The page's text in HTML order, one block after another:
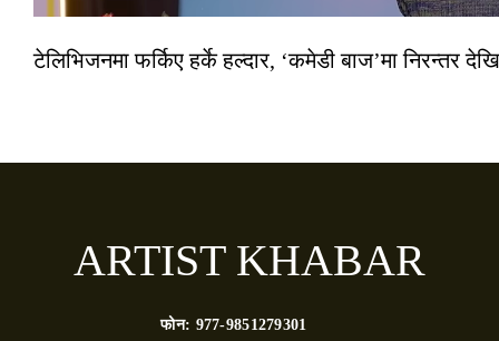
टेलिभिजनमा फर्किए हर्के हल्दार, ‘कमेडी बाज’मा निरन्तर
ARTIST KHABAR
फोन: 977-9851279301